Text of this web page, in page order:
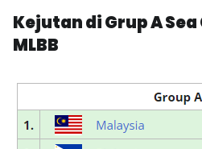
Kejutan di Grup A Sea
MLBB